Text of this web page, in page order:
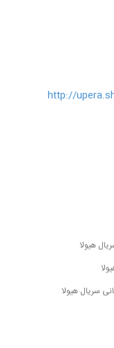
http://
هیولا
سریال هیولا